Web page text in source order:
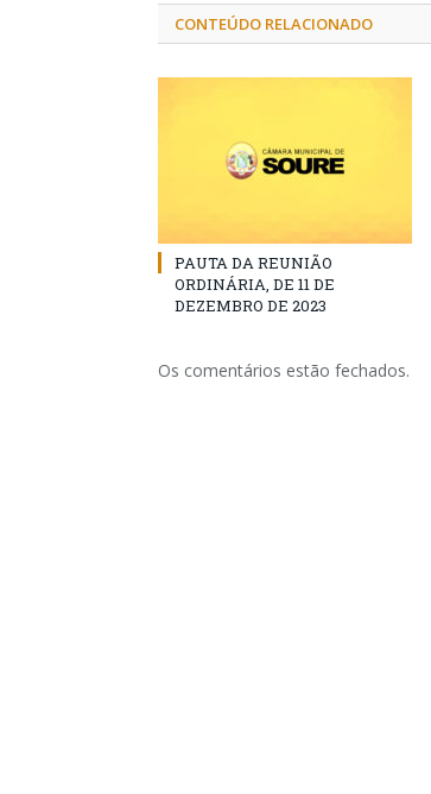
CONTEÚDO RELACIONADO
PAUTA DA REUNIÃO
ORDINÁRIA, DE 11 DE
DEZEMBRO DE 2023
Os comentários estão fechados.